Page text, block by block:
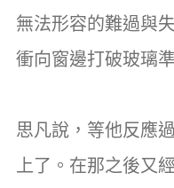
無法形容的難過與
衝向窗邊打破玻璃
思凡說，等他反應
上了。在那之後又